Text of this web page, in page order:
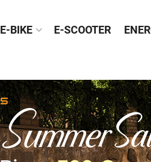
E-BIKE E-SCOOTER